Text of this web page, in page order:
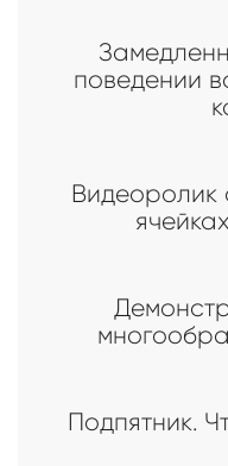
поведении
Видеоролик
Подпятник.